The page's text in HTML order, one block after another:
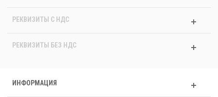
РЕКВИЗИТЫ C НДС
РЕКВИЗИТЫ БЕЗ НДС
ИНФОРМАЦИЯ